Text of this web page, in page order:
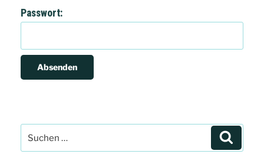
Passwort: